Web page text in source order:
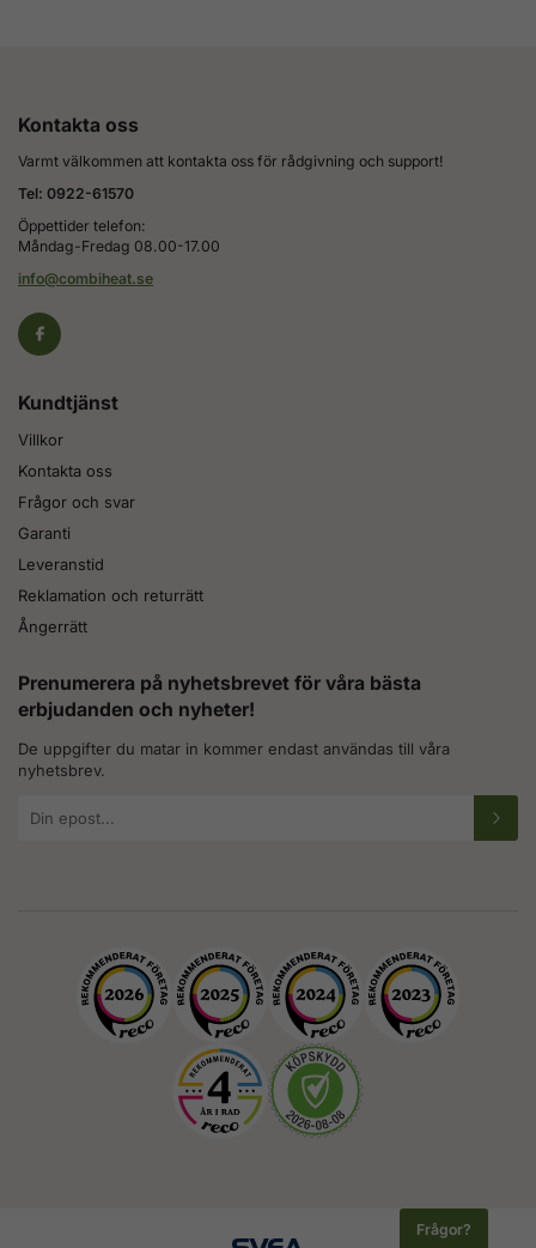
Kontakta oss
Varmt välkommen att kontakta oss för rådgivning och support!
Tel: 0922-61570
Öppettider telefon:
Måndag-Fredag 08.00-17.00
info@combiheat.se
Kundtjänst
Villkor
Kontakta oss
Frågor och svar
Garanti
Leveranstid
Reklamation och returrätt
Ångerrätt
Prenumerera på nyhetsbrevet för våra bästa
erbjudanden och nyheter!
De uppgifter du matar in kommer endast användas till våra
nyhetsbrev.
postadress
Frågor?